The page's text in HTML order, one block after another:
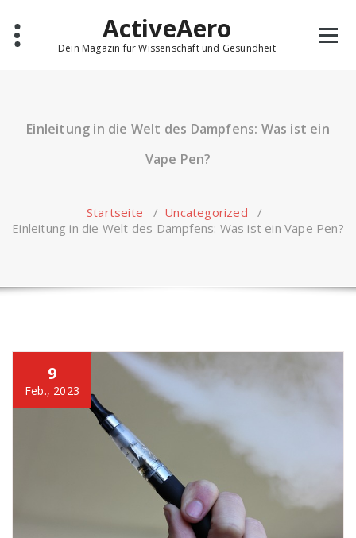
content
ActiveAero
Dein Magazin für Wissenschaft und Gesundheit
Einleitung in die Welt des Dampfens: Was ist ein
Vape Pen?
Startseite / Uncategorized /
Einleitung in die Welt des Dampfens: Was ist ein Vape Pen?
9
Feb., 2023